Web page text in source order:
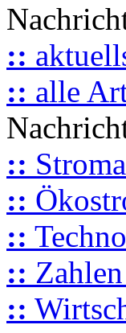
::
:: alle
::
::
::
::
::